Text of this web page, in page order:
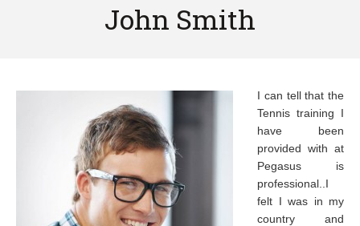
John Smith
I can tell that the
Tennis training I
have been
provided with at
Pegasus is
professional..I
felt I was in my
country and